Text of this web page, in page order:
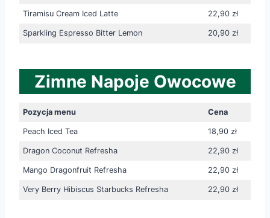
Tiramisu Cream Iced Latte 22,90 zł
Sparkling Espresso Bitter Lemon 20,90 zł
Zimne Napoje Owocowe
Pozycja menu Cena
Peach Iced Tea 18,90 zł
Dragon Coconut Refresha 22,90 zł
Mango Dragonfruit Refresha 22,90 zł
Very Berry Hibiscus Starbucks Refresha 22,90 zł